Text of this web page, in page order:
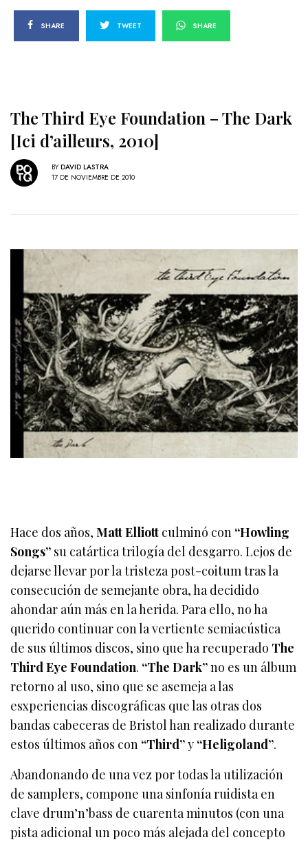
SHARE TWEET SHARE
The Third Eye Foundation – The Dark
[Ici d’ailleurs, 2010]
BY DAVID LASTRA
17 DE NOVIEMBRE DE 2010
Hace dos años,Matt Elliott culminó con “Howling
Songs” su catártica trilogía del desgarro. Lejos de
dejarse llevar por la tristeza post-coitum tras la
consecución de semejante obra, ha decidido
ahondar aún más en la herida. Para ello, no ha
querido continuar con la vertiente semiacústica
de sus últimos discos, sino que ha recuperado The
Third Eye Foundation. “The Dark”no es un álbum
retorno al uso, sino que se asemeja a las
esxperiencias discográficas que las otras dos
bandas cabeceras de Bristol han realizado durante
estos últimos años con “Third”y “Heligoland”.
Abandonando de una vez por todas la utilización
de samplers, compone una sinfonía ruidista en
clave drum’n’bass de cuarenta minutos (con una
pista adicional un poco más alejada del concepto